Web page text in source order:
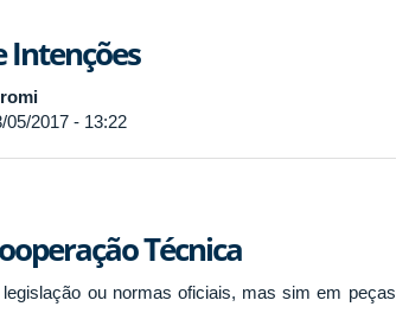
Intenções
05/2017 - 13:22
Técnica
ou normas oficiais, mas sim em peças